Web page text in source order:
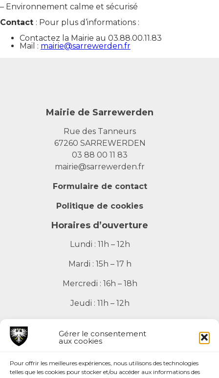
Gérer le consentement
aux cookies
Pour offrir les meilleures expériences, nous utilisons des technologies
telles que les cookies pour stocker et/ou accéder aux informations des
– Environnement calme et sécurisé
Contact : Pour plus d’informations :
Contactez la Mairie au 03.88.00.11.83
Mail : mairie@sarrewerden.fr
Mairie de Sarrewerden
Rue des Tanneurs
67260 SARREWERDEN
03 88 00 11 83
mairie@sarrewerden.fr
Formulaire de contact
Politique de cookies
Horaires d’ouverture
Lundi : 11h – 12h
Mardi : 15h – 17 h
Mercredi : 16h – 18h
Jeudi : 11h – 12h